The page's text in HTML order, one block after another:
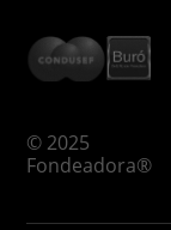
© 2025
Fondeadora®